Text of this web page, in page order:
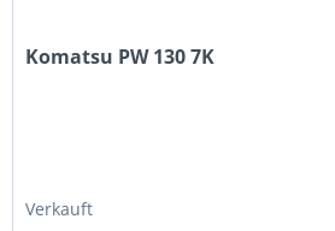
Komatsu PW 130 7K
Verkauft